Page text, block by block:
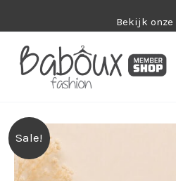
Bekijk onze
Sale!